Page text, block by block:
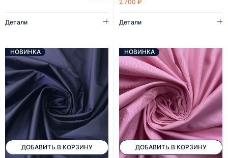
Детали
2 700 ₽
Детали
ДОБАВИТЬ В КОРЗИНУ
НОВИНКА
ДОБАВИТЬ В КОРЗИНУ
НОВИНКА